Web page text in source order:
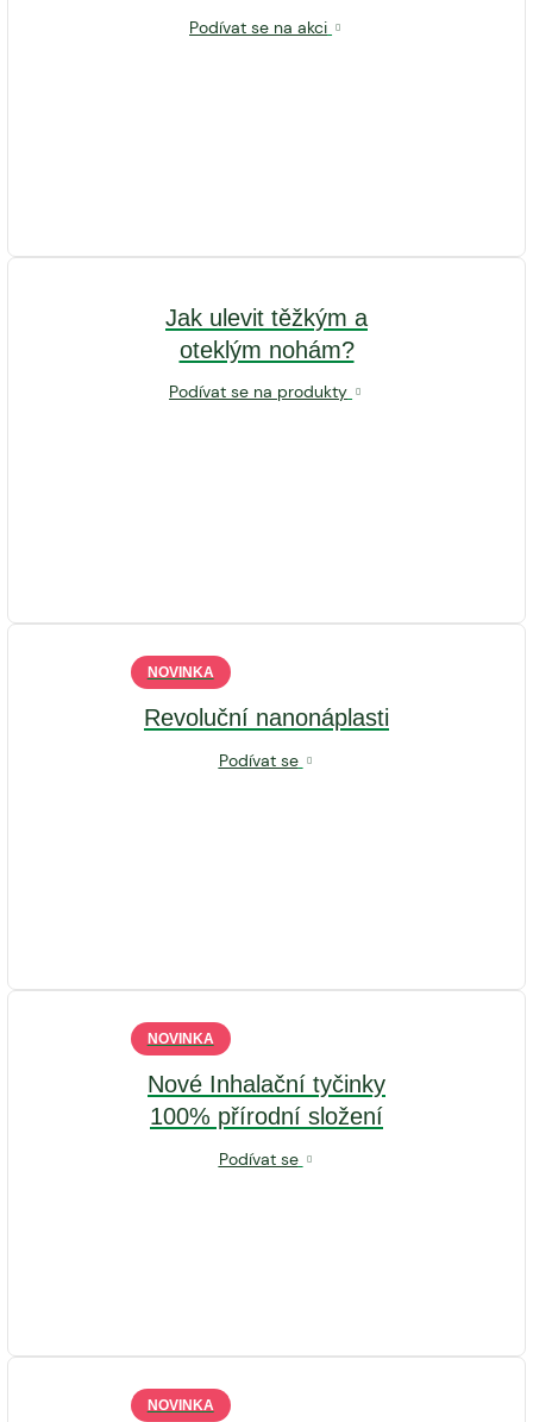
Podívat se na akci
Jak ulevit těžkým a
oteklým nohám?
Podívat se na produkty
NOVINKA
Revoluční nanonáplasti
Podívat se
NOVINKA
Nové Inhalační tyčinky
100% přírodní složení
Podívat se
NOVINKA